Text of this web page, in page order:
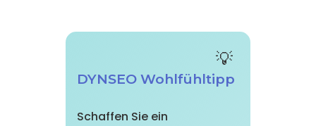
DYNSEO Wohlfühltipp
Schaffen Sie ein